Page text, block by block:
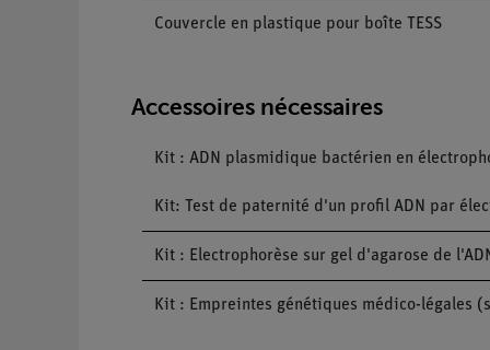
Couvercle en plastique pour boîte TESS
Accessoires nécessaires
Kit : ADN plasmidique bactérien en
Kit: Test de paternité d'un profil ADN par
Kit : Electrophorèse sur gel d'agarose de
Kit : Empreintes génétiques médico-légales